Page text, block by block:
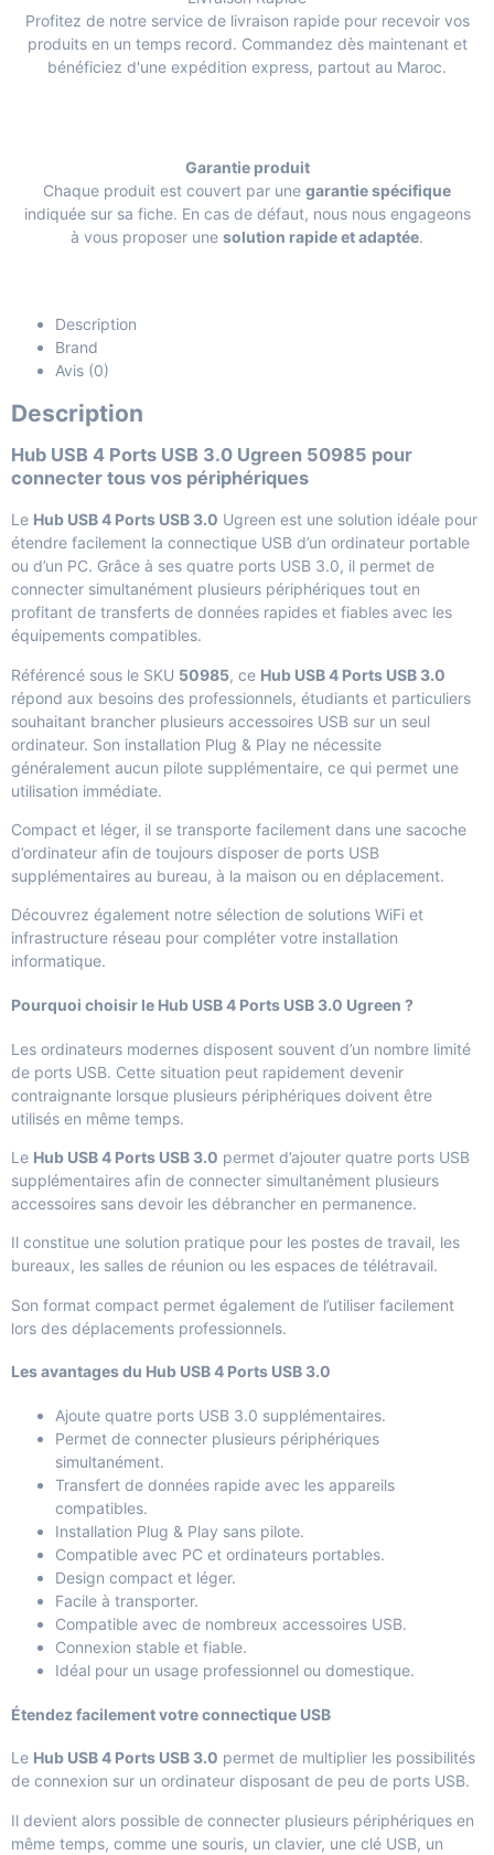
Profitez de notre service de livraison rapide pour recevoir vos
produits en un temps record. Commandez dès maintenant et
bénéficiez d'une expédition express, partout au Maroc.
Garantie produit
Chaque produit est couvert par une garantie spécifique
indiquée sur sa fiche. En cas de défaut, nous nous engageons
à vous proposer une solution rapide et adaptée.
Description
Brand
Avis (0)
Description
Hub USB 4 Ports USB 3.0 Ugreen 50985 pour
connecter tous vos périphériques
Le Hub USB 4 Ports USB 3.0 Ugreen est une solution idéale pour
étendre facilement la connectique USB d’un ordinateur portable
ou d’un PC. Grâce à ses quatre ports USB 3.0, il permet de
connecter simultanément plusieurs périphériques tout en
profitant de transferts de données rapides et fiables avec les
équipements compatibles.
Référencé sous le SKU 50985, ce Hub USB 4 Ports USB 3.0
répond aux besoins des professionnels, étudiants et particuliers
souhaitant brancher plusieurs accessoires USB sur un seul
ordinateur. Son installation Plug & Play ne nécessite
généralement aucun pilote supplémentaire, ce qui permet une
utilisation immédiate.
Compact et léger, il se transporte facilement dans une sacoche
d’ordinateur afin de toujours disposer de ports USB
supplémentaires au bureau, à la maison ou en déplacement.
Découvrez également notre sélection de solutions WiFi et
infrastructure réseau pour compléter votre installation
informatique.
Pourquoi choisir le Hub USB 4 Ports USB 3.0 Ugreen ?
Les ordinateurs modernes disposent souvent d’un nombre limité
de ports USB. Cette situation peut rapidement devenir
contraignante lorsque plusieurs périphériques doivent être
utilisés en même temps.
Le Hub USB 4 Ports USB 3.0 permet d’ajouter quatre ports USB
supplémentaires afin de connecter simultanément plusieurs
accessoires sans devoir les débrancher en permanence.
Il constitue une solution pratique pour les postes de travail, les
bureaux, les salles de réunion ou les espaces de télétravail.
Son format compact permet également de l’utiliser facilement
lors des déplacements professionnels.
Les avantages du Hub USB 4 Ports USB 3.0
Ajoute quatre ports USB 3.0 supplémentaires.
Permet de connecter plusieurs périphériques
simultanément.
Transfert de données rapide avec les appareils
compatibles.
Installation Plug & Play sans pilote.
Compatible avec PC et ordinateurs portables.
Design compact et léger.
Facile à transporter.
Compatible avec de nombreux accessoires USB.
Connexion stable et fiable.
Idéal pour un usage professionnel ou domestique.
Étendez facilement votre connectique USB
Le Hub USB 4 Ports USB 3.0 permet de multiplier les possibilités
de connexion sur un ordinateur disposant de peu de ports USB.
Il devient alors possible de connecter plusieurs périphériques en
même temps, comme une souris, un clavier, une clé USB, un